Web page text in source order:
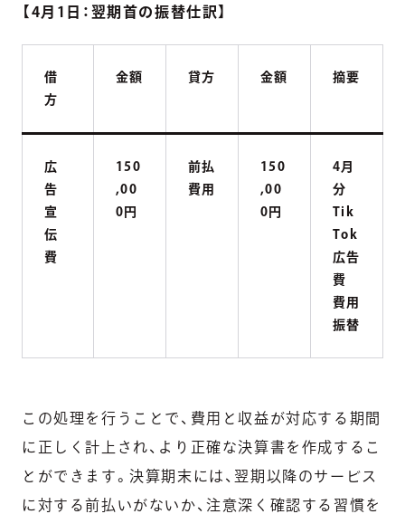
【4月1日：翌期首の振替仕訳】
借
方
金額 貸方 金額 摘要
広
告
宣
伝
費
150
,00
0円
前払
費用
150
,00
0円
4月
分
Tik
Tok
広告
費
費用
振替
この処理を行うことで、費用と収益が対応する期間
に正しく計上され、より正確な決算書を作成するこ
とができます。決算期末には、翌期以降のサービス
に対する前払いがないか、注意深く確認する習慣を